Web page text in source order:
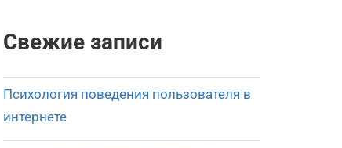
Свежие записи
Психология поведения пользователя в
интернете